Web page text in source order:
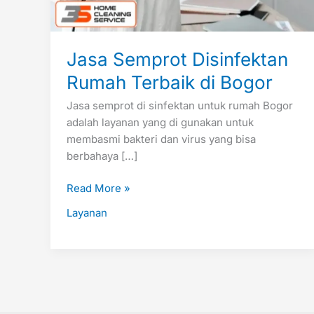
Jasa Semprot Disinfektan
Rumah Terbaik di Bogor
Jasa semprot di sinfektan untuk rumah Bogor
adalah layanan yang di gunakan untuk
membasmi bakteri dan virus yang bisa
berbahaya […]
Read More »
Layanan